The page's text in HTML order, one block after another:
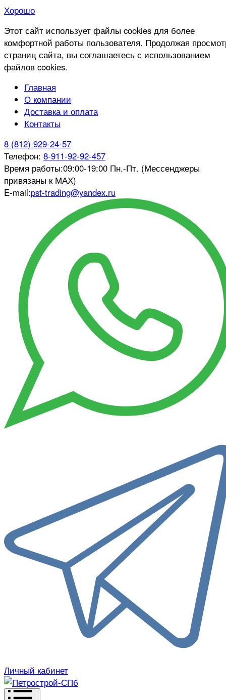
Хорошо
Этот сайт использует файлы cookies для более
комфортной работы пользователя. Продолжая
страниц сайта, вы соглашаетесь с использованием
файлов cookies.
Главная
О компании
Доставка и оплата
Контакты
8 (812) 929-24-57
Телефон: 8-911-92-92-457
Время работы:09:00-19:00 Пн.-Пт. (Мессенджеры
привязаны к МАХ)
E-mail:pst-trading@yandex.ru
Личный кабинет